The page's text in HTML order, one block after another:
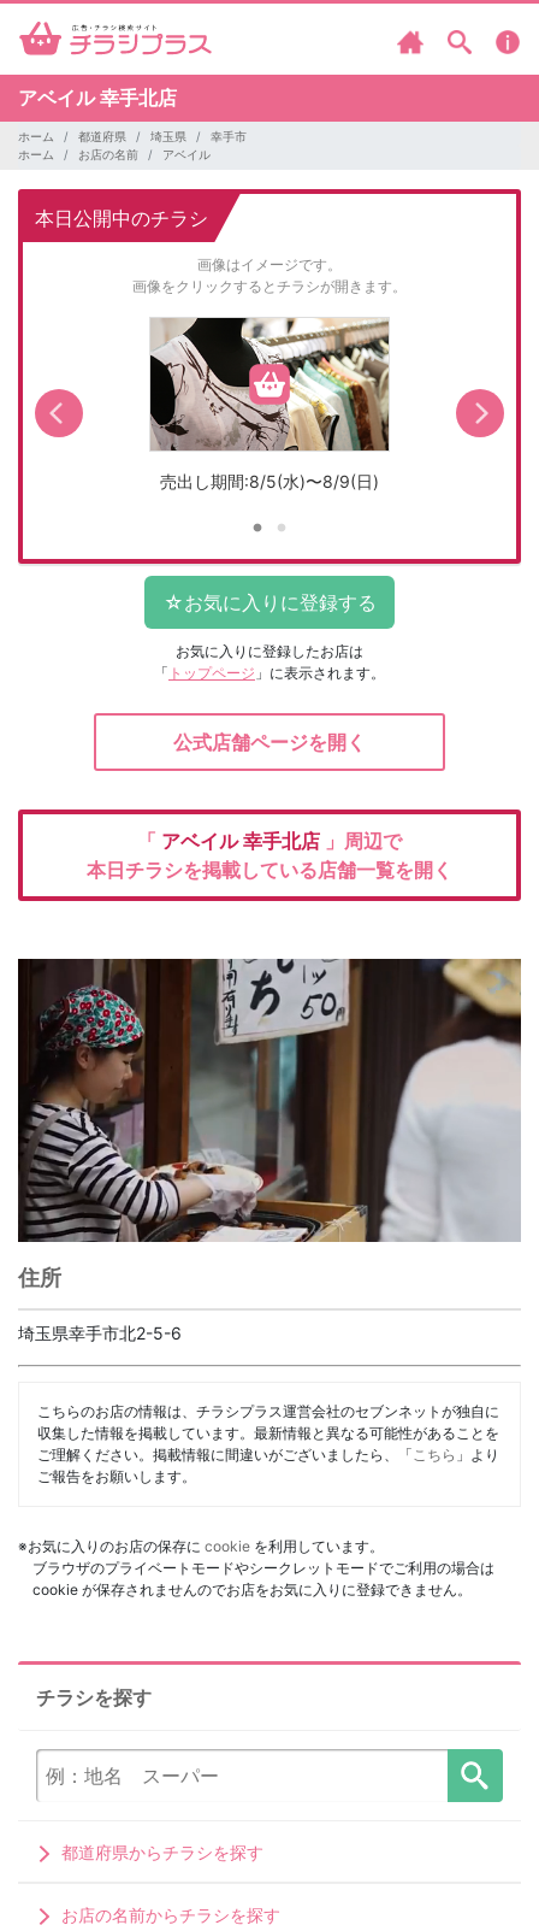
アベイル幸手北店
ホーム 都道府県 埼玉県
幸手市
ホーム
お店の名前 アベイル
本日公開中のチラシ
画像はイメージです。
画像をクリックするとチラシが開きます。
売出し期間:8/5(水)〜8/9(日)
お気に入りに登録したお店は
「 トップページ 」に表示されます。
公式店舗ページを開く
「 アベイル幸手北店 」周辺で
本日チラシを掲載している店舗一覧を開く
住所
埼玉県幸手市北2-5-6
こちらのお店の情報は、チラシプラス運営会社のセブンネットが独自に
収集した情報を掲載しています。最新情報と異なる可能性があることを
ご理解ください。掲載情報に間違いがございましたら、「 こちら 」より
ご報告をお願いします。
※お気に入りのお店の保存に cookie を利用しています。
ブラウザのプライベートモードやシークレットモードでご利用の場合は
cookie が保存されませんのでお店をお気に入りに登録できません。
チラシを探す
都道府県からチラシを探す
お店の名前からチラシを探す